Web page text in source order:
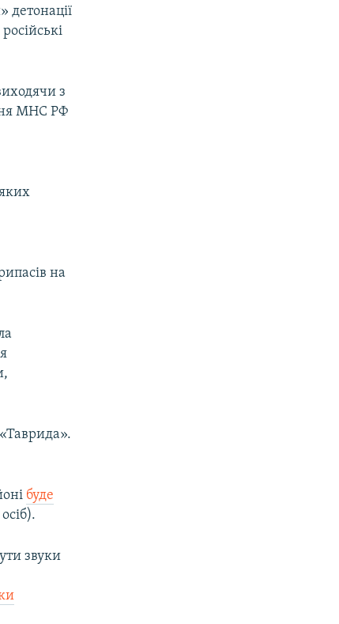
детонації
з
МНС РФ
на
буде
звуки